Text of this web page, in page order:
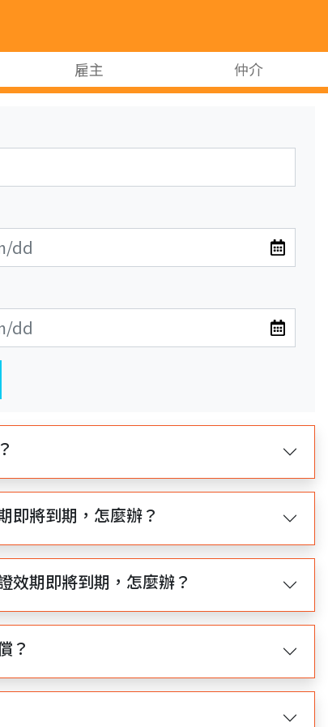
雇主
仲介
即將到期，怎麼辦？
效期即將到期，怎麼辦？
？